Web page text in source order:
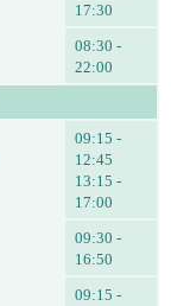
17:30
08:30 -
22:00
09:15 -
12:45
13:15 -
17:00
09:30 -
16:50
09:15 -